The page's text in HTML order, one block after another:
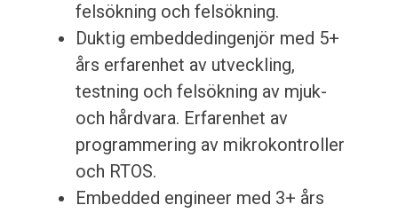
felsökning och felsökning.
Duktig embeddedingenjör med 5+
års erfarenhet av utveckling,
testning och felsökning av mjuk-
och hårdvara. Erfarenhet av
programmering av mikrokontroller
och RTOS.
Embedded engineer med 3+ års